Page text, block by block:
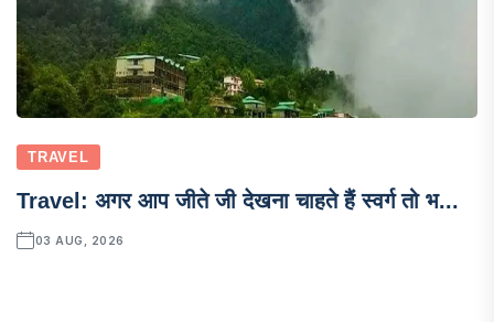
TRAVEL
Travel: अगर आप जीते जी देखना चाहते हैं स्वर्ग तो भ...
03 AUG, 2026